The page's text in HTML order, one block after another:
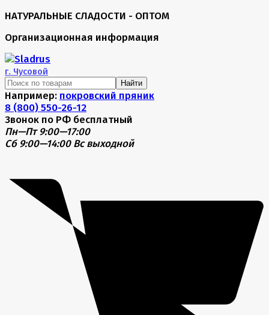
НАТУРАЛЬНЫЕ СЛАДОСТИ - ОПТОМ
Организационная информация
г. Чусовой
Найти
Например: покровский пряник
8 (800) 550-26-12
Звонок по РФ бесплатный
Пн—Пт 9:00—17:00
Сб 9:00—14:00 Вс выходной